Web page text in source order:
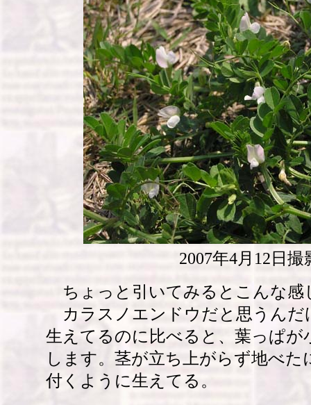
2007年4月12日撮
ちょっと引いてみるとこんな感
カラスノエンドウだと思うんだ
生えてるのに比べると、葉っぱが
します。茎が立ち上がらず地べた
付くように生えてる。